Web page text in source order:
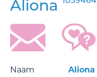
Aliona
Naam
Aliona